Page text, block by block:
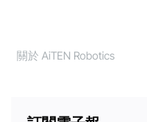
關於 AiTEN Robotics